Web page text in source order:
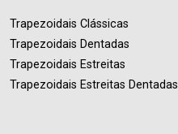
Trapezoidais Clássicas
Trapezoidais Dentadas
Trapezoidais Estreitas
Trapezoidais Estreitas Dentadas